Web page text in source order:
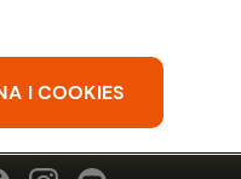
I COOKIES